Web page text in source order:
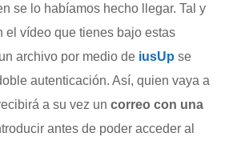
se lo habíamos hecho llegar. Tal y
el vídeo que tienes bajo estas
archivo por medio de iusUp se
autenticación. Así, quien vaya a
a su vez uncorreo con una
antes de poder acceder al